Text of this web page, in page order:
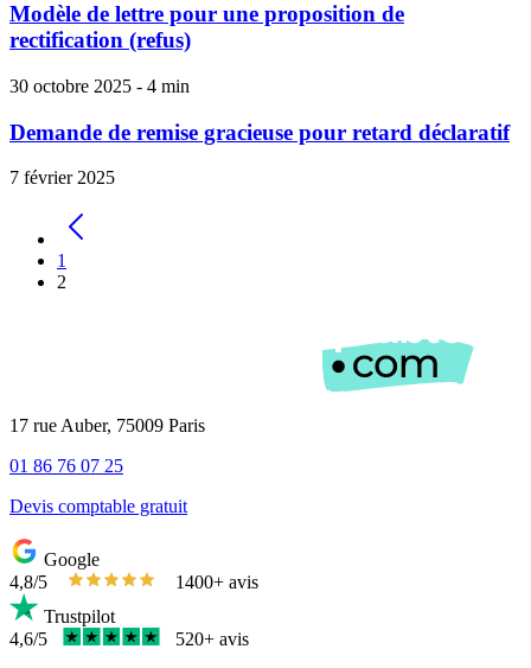
Modèle de lettre pour une proposition de
rectification (refus)
30 octobre 2025 - 4 min
Demande de remise gracieuse pour retard déclaratif
7 février 2025
Pagination
Page
précédente
All
1
Page
2
17 rue Auber, 75009 Paris
01 86 76 07 25
Devis comptable gratuit
Google
4,8/5
1400+ avis
Trustpilot
4,6/5
520+ avis